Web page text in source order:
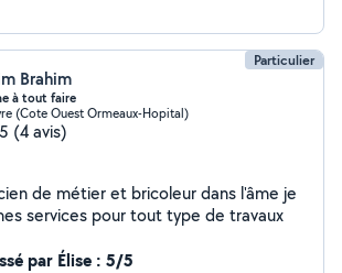
Particulier
Brahim
à tout faire
(Cote Ouest Ormeaux-Hopital)
(4 avis)
de métier et bricoleur dans l'âme je
services pour tout type de travaux
par Élise : 5/5